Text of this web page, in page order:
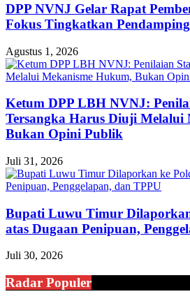
DPP NVNJ Gelar Rapat
Fokus Tingkatkan
Agustus 1, 2026
Ketum DPP LBH NVNJ:
Tersangka Harus Diuji Melalui
Bukan Opini Publik
Juli 31, 2026
Bupati Luwu Timur
atas Dugaan Penipuan,
Juli 30, 2026
Radar Populer